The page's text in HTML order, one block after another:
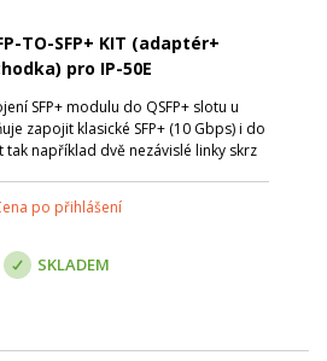
TO-SFP+ KIT (adaptér+
pro IP-50E
SFP+ modulu do QSFP+ slotu u
zapojit klasické SFP+ (10 Gbps) i do
tak například dvě nezávislé linky skrz
po přihlášení
SKLADEM